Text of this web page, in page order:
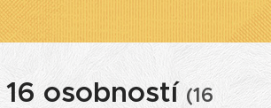
osobností (16